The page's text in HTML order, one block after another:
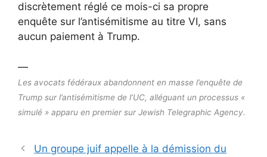
discrètement réglé ce mois-ci sa propre
enquête sur l’antisémitisme au titre VI, sans
aucun paiement à Trump.
—
Les avocats fédéraux abandonnent en masse l’enquête de
Trump sur l’antisémitisme de l’UC, alléguant un processus «
simulé » apparu en premier sur Jewish Telegraphic Agency.
Un groupe juif appelle à la démission du